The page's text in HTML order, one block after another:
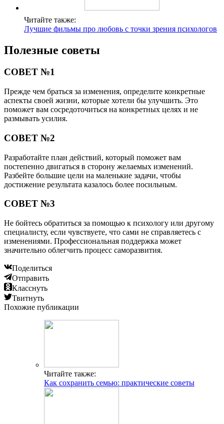
Читайте также:
Лучшие фильмы про любовь с точки зрения психологов
Полезные советы
СОВЕТ №1
Прежде чем браться за изменения, определите конкретные
аспекты своей жизни, которые хотели бы улучшить. Это
поможет вам сосредоточиться на конкретных целях и не
размывать усилия.
СОВЕТ №2
Разработайте план действий, который поможет вам
постепенно двигаться в сторону желаемых изменений.
Разбейте большие цели на маленькие задачи, чтобы
достижение результата казалось более посильным.
СОВЕТ №3
Не бойтесь обратиться за помощью к психологу или другому
специалисту, если чувствуете, что сами не справляетесь с
изменениями. Профессиональная поддержка может
значительно облегчить процесс саморазвития.
Поделиться
Отправить
Класснуть
Твитнуть
Похожие публикации
Читайте также:
Как сохранить семью: практические советы